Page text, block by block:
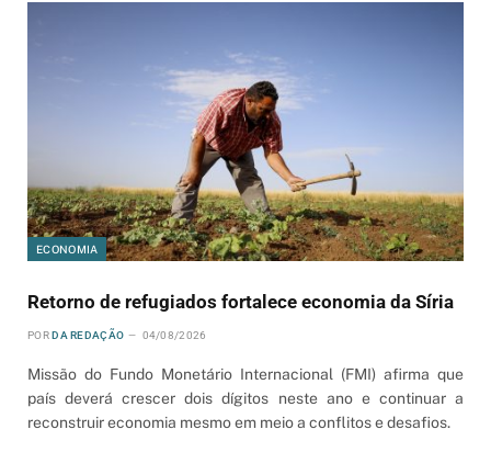
ECONOMIA
Retorno de refugiados fortalece economia da Síria
POR DA REDAÇÃO 04/08/2026
Missão do Fundo Monetário Internacional (FMI) afirma que
país deverá crescer dois dígitos neste ano e continuar a
reconstruir economia mesmo em meio a conflitos e desafios.